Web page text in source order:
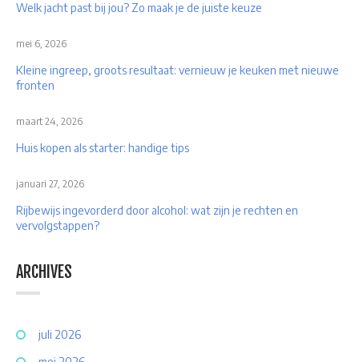
Welk jacht past bij jou? Zo maak je de juiste keuze
Kleine ingreep, groots resultaat: vernieuw je keuken met nieuwe
fronten
mei 6, 2026
Huis kopen als starter: handige tips
maart 24, 2026
Rijbewijs ingevorderd door alcohol: wat zijn je rechten en
vervolgstappen?
januari 27, 2026
ARCHIVES
juli 2026